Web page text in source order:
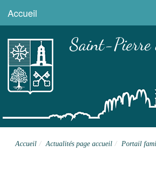
Accueil
Saint-Pierre
Site officiel
Accueil Actualités page accueil Portail